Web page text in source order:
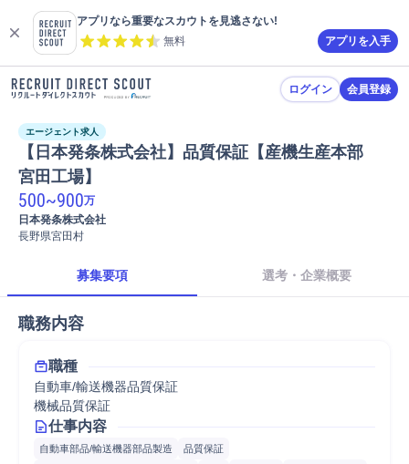
アプリなら重要なスカウトを見逃さない!
無料
アプリを入手
ログイン 会員登録
エージェント求人
【日本発条株式会社】品質保証【産機生産本部
宮田工場】
500~900万
日本発条株式会社
長野県宮田村
募集要項 選考・企業概要
職務内容
職種
自動車/輸送機器品質保証
機械品質保証
仕事内容
自動車部品/輸送機器部品製造
品質保証